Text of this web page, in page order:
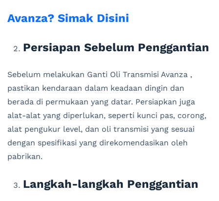
Avanza? Simak Disini
Persiapan Sebelum Penggantian
Sebelum melakukan Ganti Oli Transmisi Avanza ,
pastikan kendaraan dalam keadaan dingin dan
berada di permukaan yang datar. Persiapkan juga
alat-alat yang diperlukan, seperti kunci pas, corong,
alat pengukur level, dan oli transmisi yang sesuai
dengan spesifikasi yang direkomendasikan oleh
pabrikan.
Langkah-langkah Penggantian